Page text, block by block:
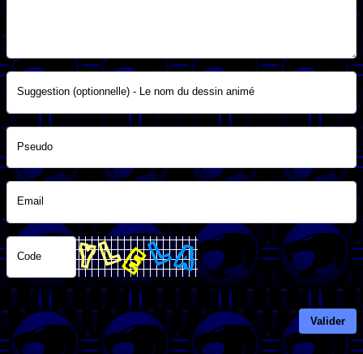
Suggestion (optionnelle) - Le nom du dessin animé
Pseudo
Email
Code
Valider